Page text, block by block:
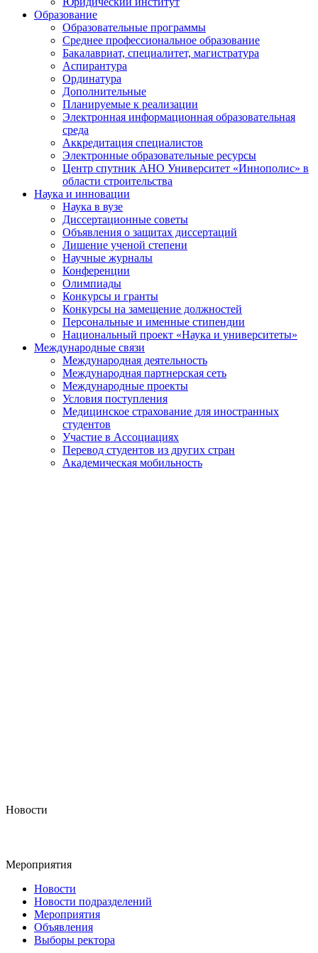
Образование
Образовательные программы
Среднее профессиональное образование
Бакалавриат, специалитет, магистратура
Аспирантура
Ординатура
Дополнительные
Планируемые к реализации
Электронная информационная образовательная
среда
Аккредитация специалистов
Электронные образовательные ресурсы
Центр спутник АНО Университет «Иннополис» в
области строительства
Наука и инновации
Наука в вузе
Диссертационные советы
Объявления о защитах диссертаций
Лишение ученой степени
Научные журналы
Конференции
Олимпиады
Конкурсы и гранты
Конкурсы на замещение должностей
Персональные и именные стипендии
Национальный проект «Наука и университеты»
Международные связи
Международная деятельность
Международная партнерская сеть
Международные проекты
Условия поступления
Медицинское страхование для иностранных
студентов
Участие в Ассоциациях
Перевод студентов из других стран
Академическая мобильность
Новости
Мероприятия
Новости
Новости подразделений
Мероприятия
Объявления
Выборы ректора